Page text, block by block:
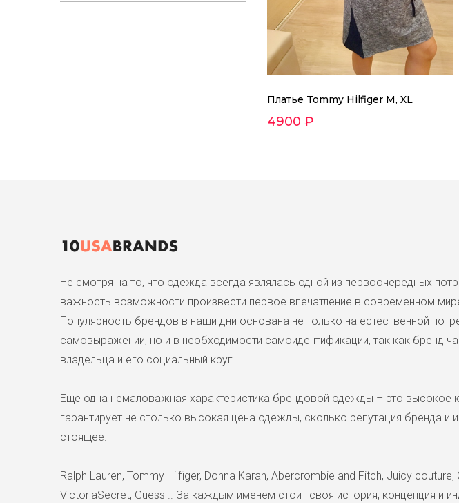
Платье Tommy Hilfiger M, XL
4900 ₽
Не смотря на то, что одежда всегда являлась одной из первоочередных
важность возможности произвести первое впечатление в современном
Популярность брендов в наши дни основана не только на естественной
самовыражении, но и в необходимости самоидентификации, так как бренд
владельца и его социальный круг.
Еще одна немаловажная характеристика брендовой одежды – это высокое
гарантирует не столько высокая цена одежды, сколько репутация бренда и
стоящее.
Ralph Lauren, Tommy Hilfiger, Donna Karan, Abercrombie and Fitch, Juicy couture,
VictoriaSecret, Guess .. За каждым именем стоит своя история, концепция и